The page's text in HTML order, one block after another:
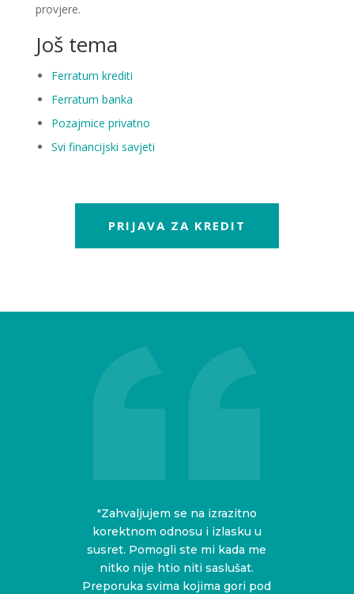
provjere.
Još tema
Ferratum krediti
Ferratum banka
Pozajmice privatno
Svi financijski savjeti
PRIJAVA ZA KREDIT
"Zahvaljujem se na izrazitno
korektnom odnosu i izlasku u
susret. Pomogli ste mi kada me
nitko nije htio niti saslušat.
Preporuka svima kojima gori pod